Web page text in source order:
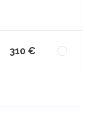
310 €